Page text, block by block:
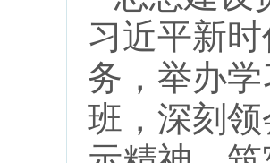
习近平新
务，举办
班，深刻